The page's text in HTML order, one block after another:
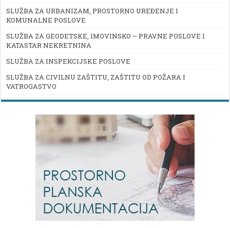
SLUŽBA ZA URBANIZAM, PROSTORNO UREĐENJE I
KOMUNALNE POSLOVE
SLUŽBA ZA GEODETSKE, IMOVINSKO – PRAVNE POSLOVE I
KATASTAR NEKRETNINA
SLUŽBA ZA INSPEKCIJSKE POSLOVE
SLUŽBA ZA CIVILNU ZAŠTITU, ZAŠTITU OD POŽARA I
VATROGASTVO